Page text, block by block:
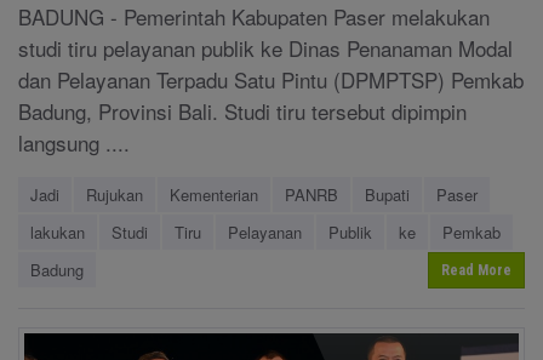
BADUNG - Pemerintah Kabupaten Paser melakukan
studi tiru pelayanan publik ke Dinas Penanaman Modal
dan Pelayanan Terpadu Satu Pintu (DPMPTSP) Pemkab
Badung, Provinsi Bali. Studi tiru tersebut dipimpin
langsung ....
Jadi Rujukan Kementerian PANRB Bupati
Paser
lakukan
Studi Tiru Pelayanan Publik ke
Pemkab
Badung
Read More